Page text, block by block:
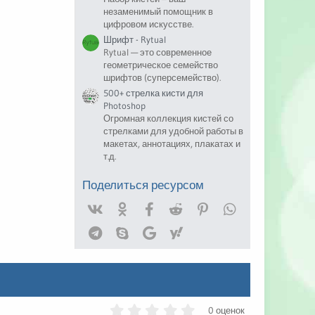
незаменимый помощник в
цифровом искусстве.
Шрифт - Rytual
Rytual — это современное
геометрическое семейство
шрифтов (суперсемейство).
500+ стрелка кисти для
Photoshop
Огромная коллекция кистей со
стрелками для удобной работы в
макетах, аннотациях, плакатах и
т.д.
Поделиться ресурсом
Facebook
Reddit Pinterest
TelegramSkype Google
0 оценок